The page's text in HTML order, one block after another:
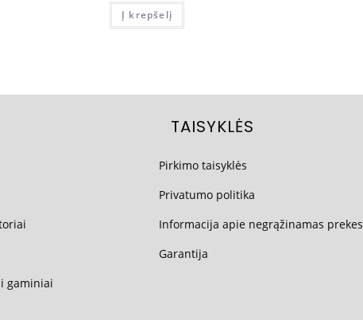
Į krepšelį
gaminiai
TAISYKLĖS
Pirkimo taisyklės
Privatumo politika
Informacija apie negrąžinamas prekes
Garantija